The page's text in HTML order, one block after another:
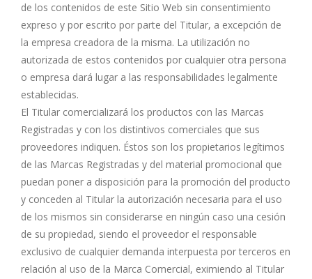
de los contenidos de este Sitio Web sin consentimiento
expreso y por escrito por parte del Titular, a excepción de
la empresa creadora de la misma. La utilización no
autorizada de estos contenidos por cualquier otra persona
o empresa dará lugar a las responsabilidades legalmente
establecidas.
El Titular comercializará los productos con las Marcas
Registradas y con los distintivos comerciales que sus
proveedores indiquen. Éstos son los propietarios legítimos
de las Marcas Registradas y del material promocional que
puedan poner a disposición para la promoción del producto
y conceden al Titular la autorización necesaria para el uso
de los mismos sin considerarse en ningún caso una cesión
de su propiedad, siendo el proveedor el responsable
exclusivo de cualquier demanda interpuesta por terceros en
relación al uso de la Marca Comercial, eximiendo al Titular